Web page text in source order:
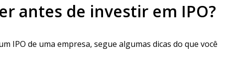
antes de investir em IPO?
IPO de uma empresa, segue algumas dicas do que você